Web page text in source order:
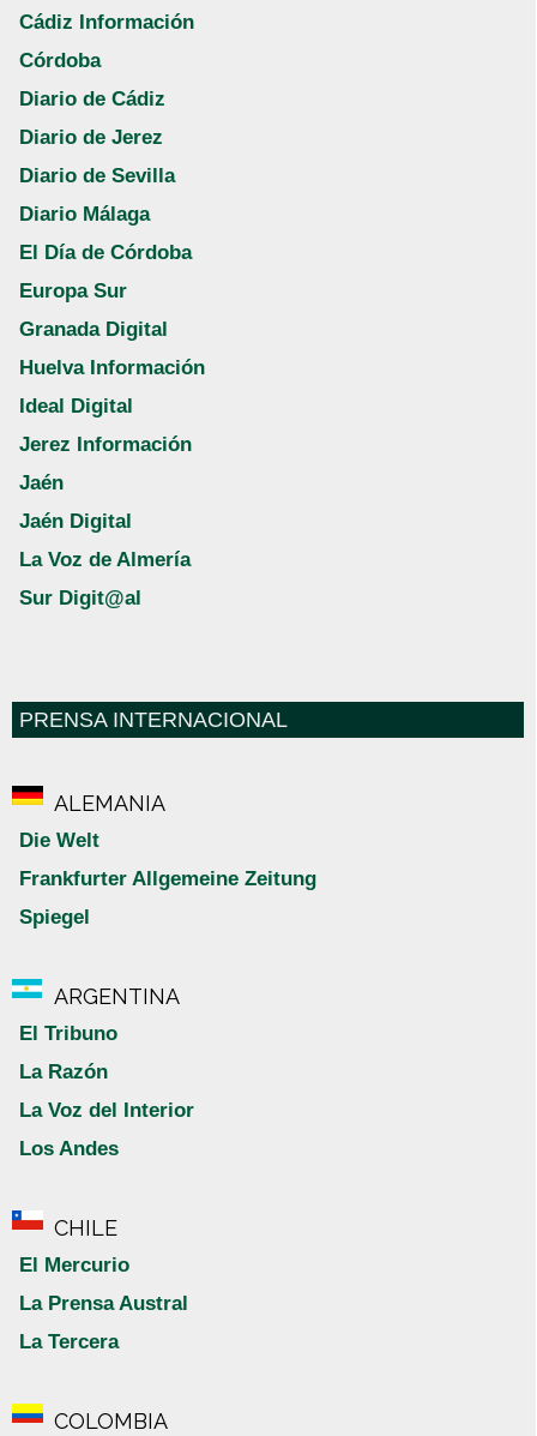
Cádiz Información
Córdoba
Diario de Cádiz
Diario de Jerez
Diario de Sevilla
Diario Málaga
El Día de Córdoba
Europa Sur
Granada Digital
Huelva Información
Ideal Digital
Jerez Información
Jaén
Jaén Digital
La Voz de Almería
Sur Digit@al
PRENSA INTERNACIONAL
ALEMANIA
Die Welt
Frankfurter Allgemeine Zeitung
Spiegel
ARGENTINA
El Tribuno
La Razón
La Voz del Interior
Los Andes
CHILE
El Mercurio
La Prensa Austral
La Tercera
COLOMBIA